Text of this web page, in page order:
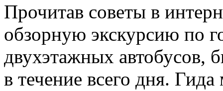
Прочитав советы в
обзорную экскурсию по
двухэтажных автобусов,
в течение всего дня.